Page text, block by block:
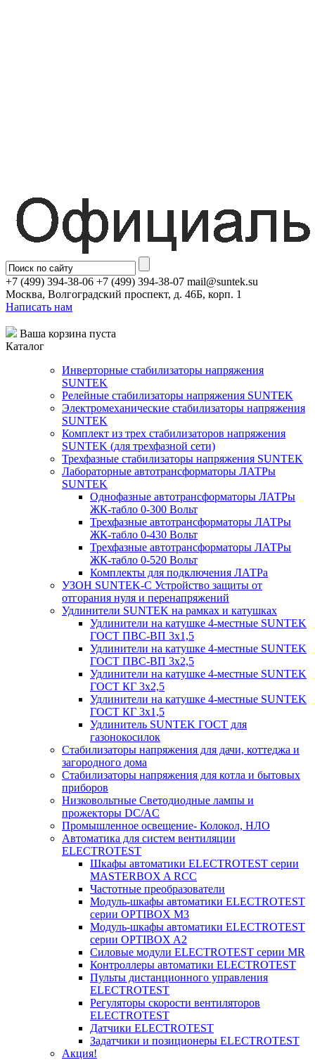
+7 (499) 394-38-06 +7 (499) 394-38-07 mail@suntek.su
Москва, Волгоградский проспект, д. 46Б, корп. 1
Написать нам
Ваша корзина пуста
Каталог
Инверторные стабилизаторы напряжения
SUNTEK
Релейные стабилизаторы напряжения SUNTEK
Электромеханические стабилизаторы напряжения
SUNTEK
Комплект из трех стабилизаторов напряжения
SUNTEK (для трехфазной сети)
Трехфазные стабилизаторы напряжения SUNTEK
Лабораторные автотрансформаторы ЛАТРы
SUNTEK
Однофазные автотрансформаторы ЛАТРы
ЖК-табло 0-300 Вольт
Трехфазные автотрансформаторы ЛАТРы
ЖК-табло 0-430 Вольт
Трехфазные автотрансформаторы ЛАТРы
ЖК-табло 0-520 Вольт
Комплекты для подключения ЛАТРа
УЗОН SUNTEK-C Устройство защиты от
отгорания нуля и перенапряжений
Удлинители SUNTEK на рамках и катушках
Удлинители на катушке 4-местные SUNTEK
ГОСТ ПВС-ВП 3х1,5
Удлинители на катушке 4-местные SUNTEK
ГОСТ ПВС-ВП 3х2,5
Удлинители на катушке 4-местные SUNTEK
ГОСТ КГ 3х2,5
Удлинители на катушке 4-местные SUNTEK
ГОСТ КГ 3х1,5
Удлинитель SUNTEK ГОСТ для
газонокосилок
Стабилизаторы напряжения для дачи, коттеджа и
загородного дома
Стабилизаторы напряжения для котла и бытовых
приборов
Низковольтные Светодиодные лампы и
прожекторы DC/AC
Промышленное освещение- Колокол, НЛО
Автоматика для систем вентиляции
ELECTROTEST
Шкафы автоматики ELECTROTEST серии
MASTERBOX A RCC
Частотные преобразователи
Модуль-шкафы автоматики ELECTROTEST
серии OPTIBOX M3
Модуль-шкафы автоматики ELECTROTEST
серии OPTIBOX A2
Силовые модули ELECTROTEST серии MR
Контроллеры автоматики ELECTROTEST
Пульты дистанционного управления
ELECTROTEST
Регуляторы скорости вентиляторов
ELECTROTEST
Датчики ELECTROTEST
Задатчики и позиционеры ELECTROTEST
Акция!